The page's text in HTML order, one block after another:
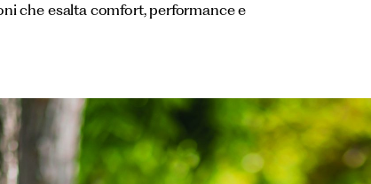
che esalta comfort, performance e